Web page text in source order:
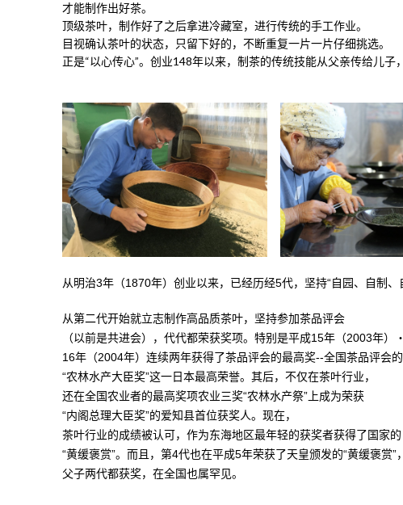
才能制作出好茶。
顶级茶叶，制作好了之后拿进冷藏室，进行传统的手工作业。
目视确认茶叶的状态，只留下好的，不断重复一片一片仔细挑选。
正是“以心传心”。创业148年以来，制茶的传统技能从父亲传给儿子
从明治3年（1870年）创业以来，已经历经5代，坚持“自园、自制、
从第二代开始就立志制作高品质茶叶，坚持参加茶品评会
（以前是共进会），代代都荣获奖项。特别是平成15年（2003年）・
16年（2004年）连续两年获得了茶品评会的最高奖--全国茶品评会的
“农林水产大臣奖”这一日本最高荣誉。其后，不仅在茶叶行业，
还在全国农业者的最高奖项农业三奖“农林水产祭”上成为荣获
“内阁总理大臣奖”的爱知县首位获奖人。现在，
茶叶行业的成绩被认可，作为东海地区最年轻的获奖者获得了国家的
“黄缓褒赏”。而且，第4代也在平成5年荣获了天皇颁发的“黄缓褒赏”，
父子两代都获奖，在全国也属罕见。